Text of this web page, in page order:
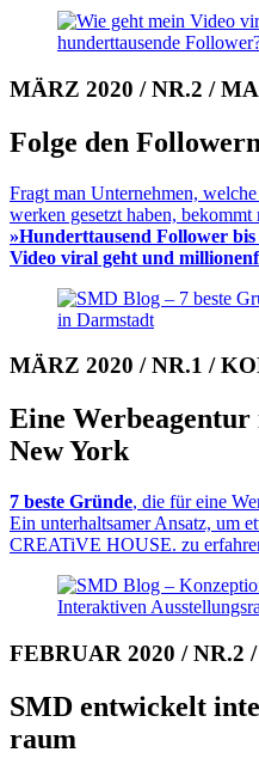
MÄRZ 2020 / NR.2 /
Folge den
Fragt man Unternehmen,
wer­ken gesetzt haben,
»Hunderttausend Fol­lo­wer bis
Video viral geht und
MÄRZ 2020 / NR.1 /
Eine
New York
7 beste Gründe, die für eine
Ein unter­halt­samer Ansatz, um
CREATiVE HOUSE. zu
FEBRUAR 2020 / NR.2
SMD entwickelt
raum